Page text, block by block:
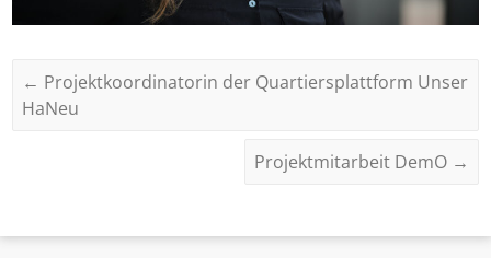
← Projektkoordinatorin der Quartiersplattform Unser
HaNeu
Projektmitarbeit DemO →